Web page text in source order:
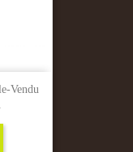
Vendu